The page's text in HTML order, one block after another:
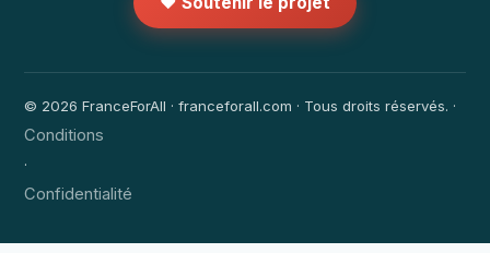
© 2026 FranceForAll · franceforall.com · Tous droits réservés. ·
Conditions
·
Confidentialité